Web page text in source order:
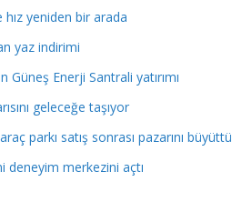
hız yeniden bir arada
yaz indirimi
Güneş Enerji Santrali yatırımı
geleceğe taşıyor
parkı satış sonrası pazarını büyüttü
deneyim merkezini açtı